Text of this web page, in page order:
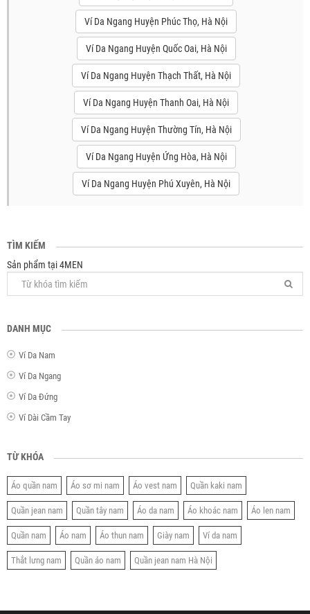
Ví Da Ngang Huyện Phúc Thọ, Hà Nội
Ví Da Ngang Huyện Quốc Oai, Hà Nội
Ví Da Ngang Huyện Thạch Thất, Hà Nội
Ví Da Ngang Huyện Thanh Oai, Hà Nội
Ví Da Ngang Huyện Thường Tín, Hà Nội
Ví Da Ngang Huyện Ứng Hòa, Hà Nội
Ví Da Ngang Huyện Phú Xuyên, Hà Nội
TÌM KIẾM
Sản phẩm tại 4MEN
DANH MỤC
Ví Da Nam
Ví Da Ngang
Ví Da Đứng
Ví Dài Cầm Tay
TỪ KHÓA
Áo quần nam Áo sơ mi nam Áo vest nam Quần kaki nam
Quần jean nam Quần tây nam Áo da nam Áo khoác nam Áo len nam
Quần nam Áo nam Áo thun nam Giày nam Ví da nam
Thắt lưng nam Quần áo nam Quần jean nam Hà Nội